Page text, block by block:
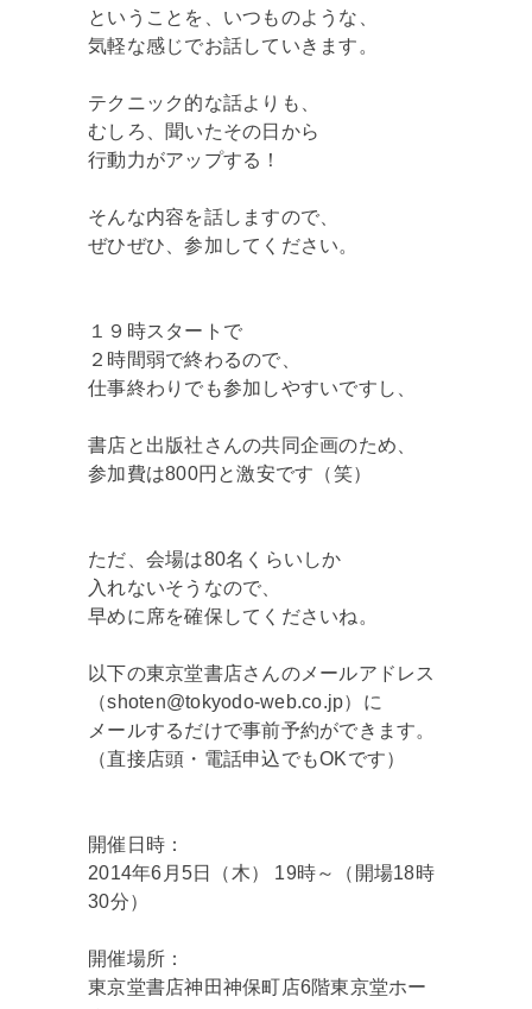
ということを、いつものような、
気軽な感じでお話していきます。
テクニック的な話よりも、
むしろ、聞いたその日から
行動力がアップする！
そんな内容を話しますので、
ぜひぜひ、参加してください。
１９時スタートで
２時間弱で終わるので、
仕事終わりでも参加しやすいですし、
書店と出版社さんの共同企画のため、
参加費は800円と激安です（笑）
ただ、会場は80名くらいしか
入れないそうなので、
早めに席を確保してくださいね。
以下の東京堂書店さんのメールアドレス
（shoten@tokyodo-web.co.jp）に
メールするだけで事前予約ができます。
（直接店頭・電話申込でもOKです）
開催日時：
2014年6月5日（木） 19時～（開場18時
30分）
開催場所：
東京堂書店神田神保町店6階東京堂ホー